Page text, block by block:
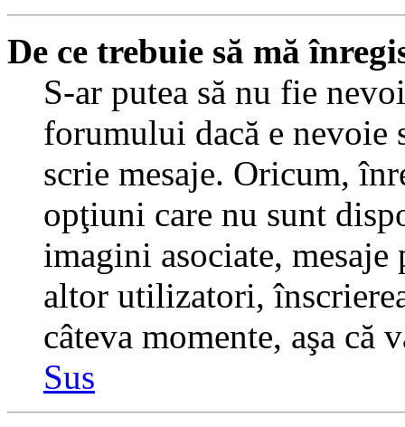
De ce trebuie să mă
S-ar putea să nu fie
forumului dacă e nevoie
scrie mesaje. Oricum,
opţiuni care nu sunt
imagini asociate,
altor utilizatori,
câteva momente, aşa că
Sus